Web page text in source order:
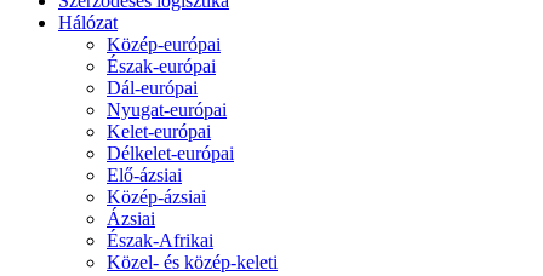
Hálózat
Közép-európai
Észak-európai
Dál-európai
Nyugat-európai
Kelet-európai
Délkelet-európai
Elő-ázsiai
Közép-ázsiai
Ázsiai
Észak-Afrikai
Közel- és közép-keleti